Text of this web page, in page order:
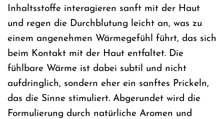
Inhaltsstoffe interagieren sanft mit der Haut
und regen die Durchblutung leicht an, was zu
einem angenehmen Wärmegefühl führt, das sich
beim Kontakt mit der Haut entfaltet. Die
fühlbare Wärme ist dabei subtil und nicht
aufdringlich, sondern eher ein sanftes Prickeln,
das die Sinne stimuliert. Abgerundet wird die
Formulierung durch natürliche Aromen und